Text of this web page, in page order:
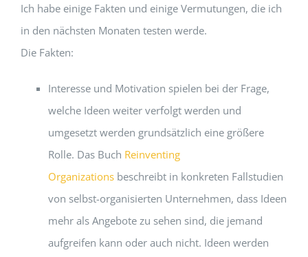
Ich habe einige Fakten und einige Vermutungen, die ich
in den nächsten Monaten testen werde.
Die Fakten:
Interesse und Motivation spielen bei der Frage,
welche Ideen weiter verfolgt werden und
umgesetzt werden grundsätzlich eine größere
Rolle. Das Buch Reinventing
Organizationsbeschreibt in konkreten Fallstudien
von selbst-organisierten Unternehmen, dass Ideen
mehr als Angebote zu sehen sind, die jemand
aufgreifen kann oder auch nicht. Ideen werden